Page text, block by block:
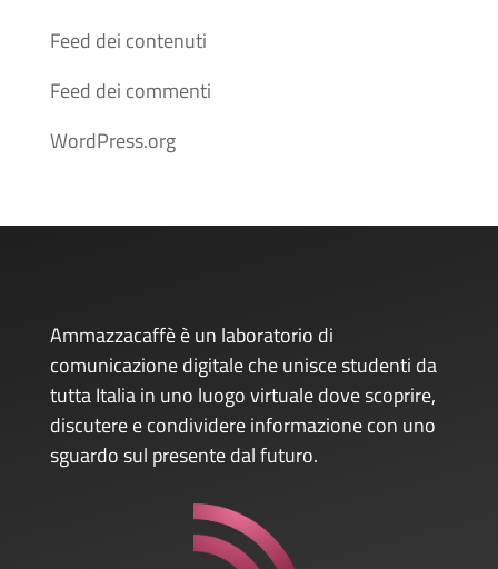
Feed dei contenuti
Feed dei commenti
WordPress.org
Ammazzacaffè è un laboratorio di
comunicazione digitale che unisce studenti da
tutta Italia in uno luogo virtuale dove scoprire,
discutere e condividere informazione con uno
sguardo sul presente dal futuro.